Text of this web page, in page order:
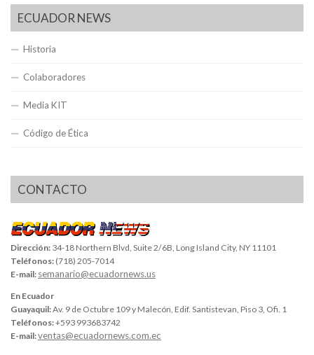
ECUADOR NEWS
Historia
Colaboradores
Media KIT
Código de Ética
CONTACTO
Dirección: 34-18 Northern Blvd, Suite 2/6B, Long Island City, NY 11101
Teléfonos: (718) 205-7014
E-mail: semanario@ecuadornews.us
En Ecuador
Guayaquil:Av. 9 de Octubre 109 y Malecón, Edif. Santistevan, Piso 3, Ofi. 1
Teléfonos:+593 993683742
E-mail:ventas@ecuadornews.com.ec